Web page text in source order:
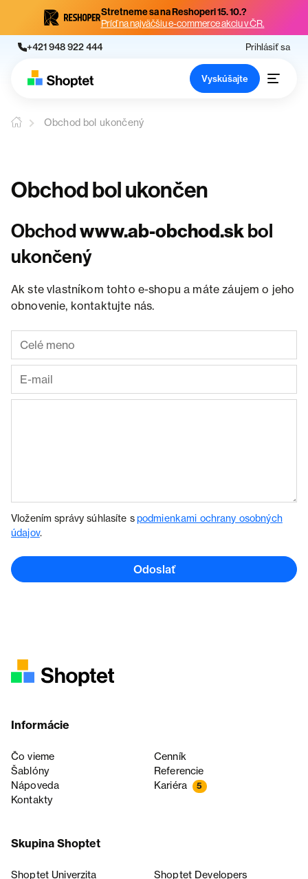
Stretneme sa na Reshoperi 15. 10.?
Príď na najväčšiu e-commerce akciu v ČR.
+421 948 922 444 Prihlásiť sa
Vyskúšajte
Obchod bol ukončený
Obchod bol ukončen
Obchodwww.ab-obchod.skbol
ukončený
Ak ste vlastníkom tohto e-shopu a máte záujem o jeho
obnovenie, kontaktujte nás.
Vložením správy súhlasíte spodmienkami ochrany osobných
údajov.
Odoslať
Informácie
Čo vieme
Cenník
Šablóny
Referencie
Nápoveda
Kariéra 5
Kontakty
Skupina Shoptet
Shoptet Univerzita
Shoptet Developers